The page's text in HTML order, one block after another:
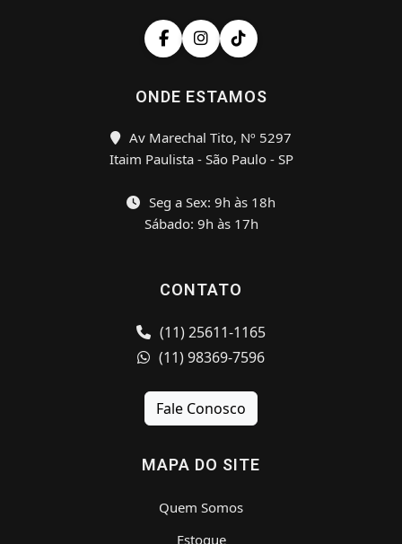
ONDE ESTAMOS
Av Marechal Tito, Nº 5297
Itaim Paulista - São Paulo - SP
Seg a Sex: 9h às 18h
Sábado: 9h às 17h
CONTATO
(11) 25611-1165
(11) 98369-7596
Fale Conosco
MAPA DO SITE
Quem Somos
Estoque